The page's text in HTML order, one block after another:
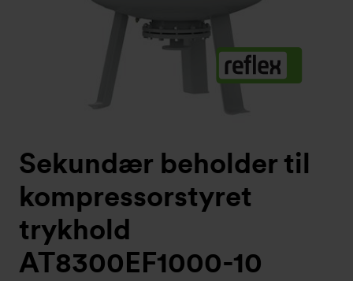
Sekundær beholder til
kompressorstyret
trykhold
AT8300EF1000-10